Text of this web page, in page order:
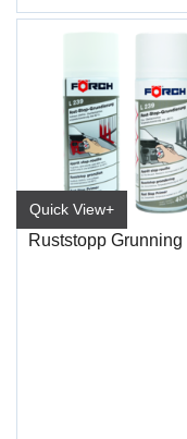
Quick View+